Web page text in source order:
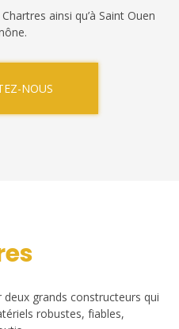
ainsi qu’à Saint Ouen
NOUS
deux grands constructeurs qui
robustes, fiables,